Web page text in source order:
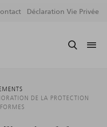
Déclaration Vie Privée
DE LA PROTECTION